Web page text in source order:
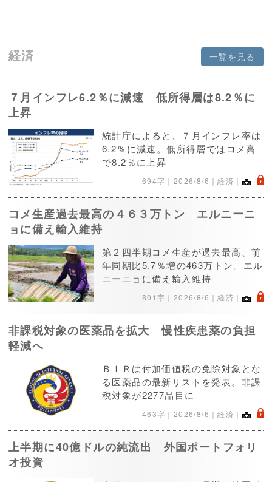
経済 一覧を見る
７月インフレ6.2％に減速 低所得層は8.2％に
上昇
統計庁によると、７月インフレ率は
6.2％に減速。低所得層ではコメ高
で8.2％に上昇
694字｜ 2026/8/6 ｜経済｜ .
コメ生産過去最高の４６３万トン エルニーニ
ョに備え輸入維持
第２四半期コメ生産が過去最高、前
年同期比5.7％増の463万トン。エル
ニーニョに備え輸入維持
801字｜ 2026/8/6 ｜経済｜ .
非課税対象の医薬品を拡大 慢性疾患薬の負担
軽減へ
ＢＩＲは付加価値税の免除対象とな
る医薬品の最新リストを発表。非課
税対象が2277品目に
463字｜ 2026/8/6 ｜経済｜ .
上半期に40億ドルの純流出 外国ポートフォリ
オ投資